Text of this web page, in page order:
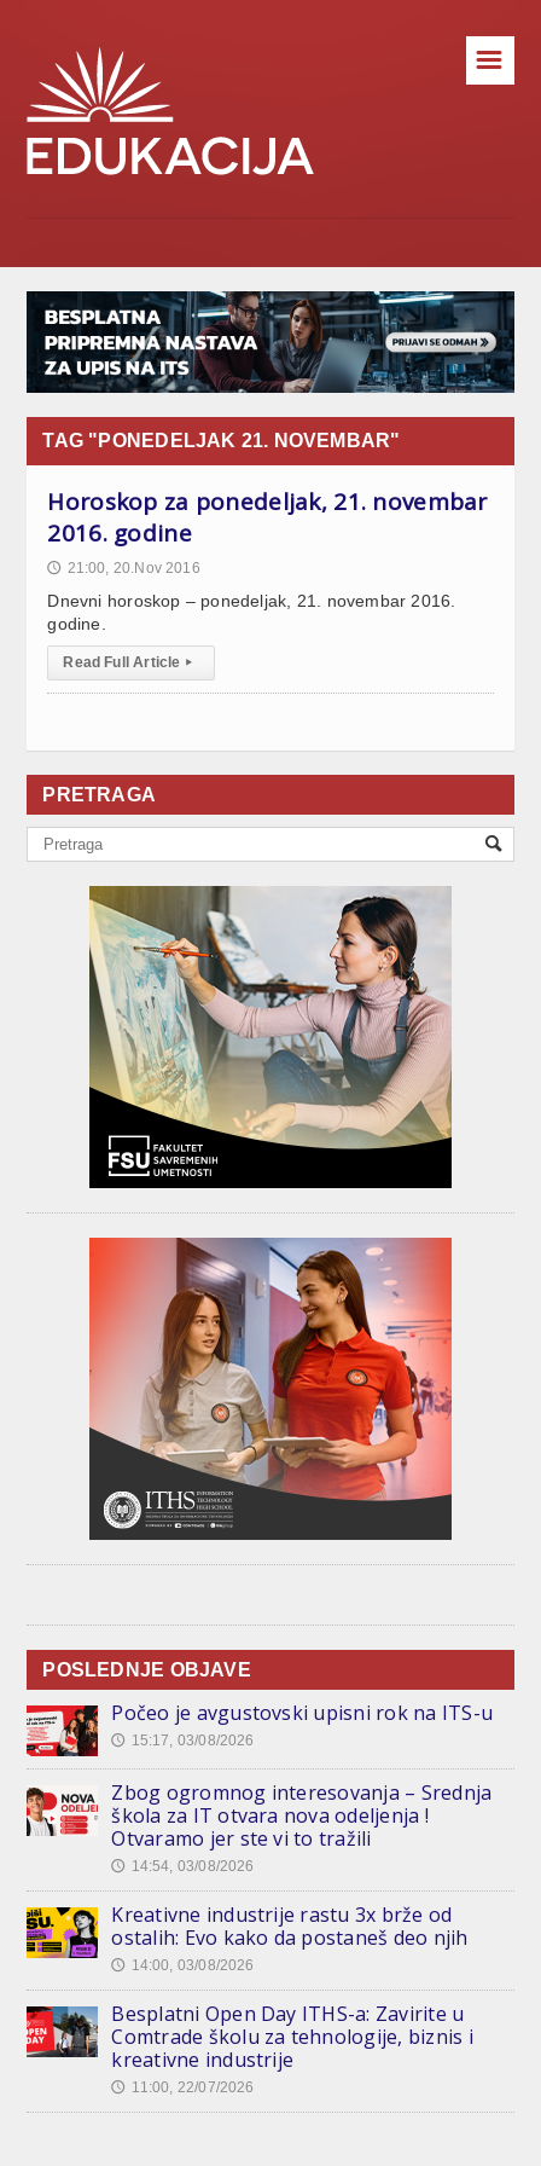
☰
TAG "PONEDELJAK 21. NOVEMBAR"
Horoskop za ponedeljak, 21. novembar
2016. godine
🕔 21:00, 20.Nov 2016
Dnevni horoskop – ponedeljak, 21. novembar 2016.
godine.
Read Full Article ▸
PRETRAGA
POSLEDNJE OBJAVE
Počeo je avgustovski upisni rok na ITS-u
🕔 15:17, 03/08/2026
Zbog ogromnog interesovanja – Srednja
škola za IT otvara nova odeljenja !
Otvaramo jer ste vi to tražili
🕔 14:54, 03/08/2026
Kreativne industrije rastu 3x brže od
ostalih: Evo kako da postaneš deo njih
🕔 14:00, 03/08/2026
Besplatni Open Day ITHS-a: Zavirite u
Comtrade školu za tehnologije, biznis i
kreativne industrije
🕔 11:00, 22/07/2026